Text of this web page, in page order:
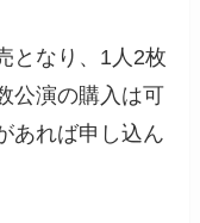
となり、1人2枚
公演の購入は可
あれば申し込ん